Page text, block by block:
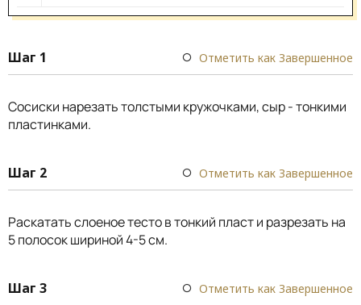
Шаг 1 Отметить как Завершенное
Сосиски нарезать толстыми кружочками, сыр - тонкими
пластинками.
Шаг 2 Отметить как Завершенное
Раскатать слоеное тесто в тонкий пласт и разрезать на
5 полосок шириной 4-5 см.
Шаг 3 Отметить как Завершенное